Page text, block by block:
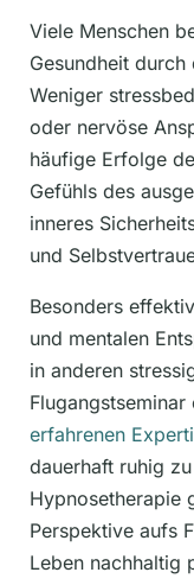
Viele Menschen
Gesundheit
Weniger
oder nervöse
häufige Erfolge
Gefühls des
inneres
und
Besonders
und mentalen
in anderen
erfahrenen
dauerhaft ruhig
Hypnosetherapie
Perspektive aufs
Leben nachhaltig